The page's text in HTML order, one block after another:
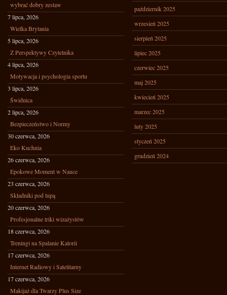
wybrać dobry zestaw
7 lipca, 2026
Wielka Brytania
5 lipca, 2026
Z Perspektywy Czytelnika
4 lipca, 2026
Motywacja i psychologia sportu
3 lipca, 2026
Świdnica
2 lipca, 2026
Bezpieczeństwo i Normy
30 czerwca, 2026
Eko Kuchnia
26 czerwca, 2026
Epokowe Moment w Nauce
23 czerwca, 2026
Składniki pod lupą
20 czerwca, 2026
Profesjonalne triki wizażystów
18 czerwca, 2026
Treningi na Spalanie Kalorii
17 czerwca, 2026
Internet Radiowy i Satelitarny
17 czerwca, 2026
Makijaż dla Twarzy Plus Size
październik 2025
wrzesień 2025
sierpień 2025
lipiec 2025
czerwiec 2025
maj 2025
kwiecień 2025
marzec 2025
luty 2025
styczeń 2025
grudzień 2024